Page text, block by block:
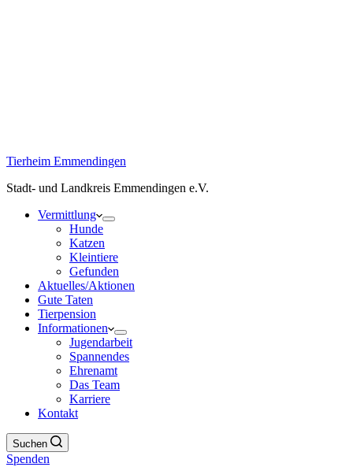
Tierheim Emmendingen
Stadt- und Landkreis Emmendingen e.V.
Vermittlung
Hunde
Katzen
Kleintiere
Gefunden
Aktuelles/Aktionen
Gute Taten
Tierpension
Informationen
Jugendarbeit
Spannendes
Ehrenamt
Das Team
Karriere
Kontakt
Suchen
Spenden